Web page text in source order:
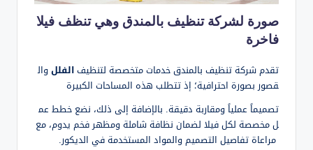
صورة لشركة تنظيف بالمندق وهي تنظف فيلا
فاخرة
تقدم شركة تنظيف بالمندق خدمات متخصصة لتنظيفالفللوال
قصور بصورة احترافية؛ إذ تتطلب هذه المساحات الكبيرة
تصميماً عملياً ومقاربة دقيقة. بالإضافة إلى ذلك، نضع خطط عم
ل مخصصة لكل فيلا لضمان نظافة شاملة ومظهر فخم يدوم، مع
مراعاة تفاصيل التصميم والمواد المستخدمة في الديكور.